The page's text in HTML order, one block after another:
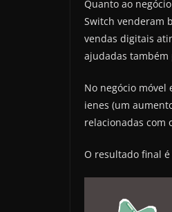
Quanto ao
Switch venderam
vendas digitais
ajudadas também
No negócio
ienes (um
relacionadas com
O resultado final